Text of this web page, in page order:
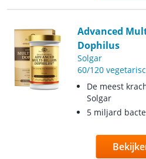
Advanced
Dophilus
Solgar
60/120
De meest
Solgar
5 miljard